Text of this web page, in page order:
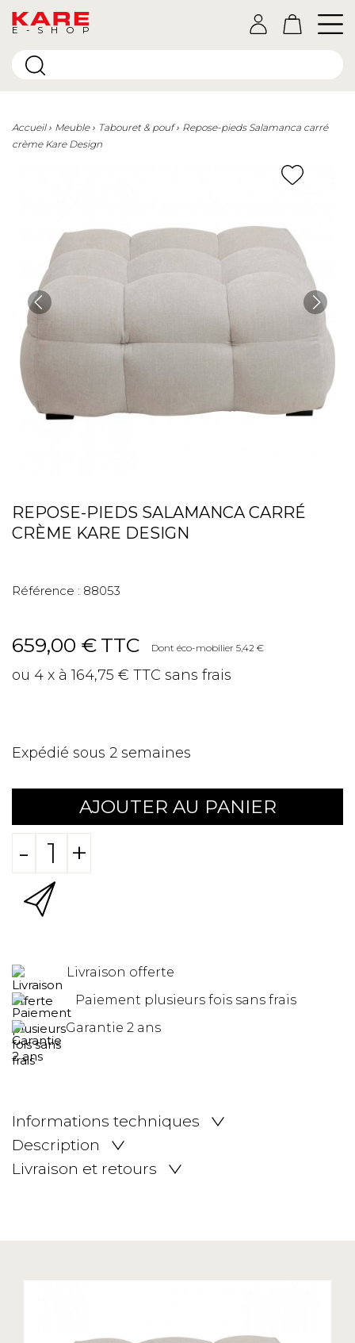
E-SHOP
Accueil Meuble Tabouret & pouf
Repose-pieds Salamanca carré
crème Kare Design
REPOSE-PIEDS SALAMANCA CARRÉ
CRÈME KARE DESIGN
Référence : 88053
659,00 € TTC Dont éco-mobilier 5,42 €
ou 4 x à 164,75 € TTC sans frais
Expédié sous 2 semaines
AJOUTER AU PANIER
- +
Livraison offerte
Paiement plusieurs fois sans frais
Garantie 2 ans
Informations techniques
Description
Livraison et retours